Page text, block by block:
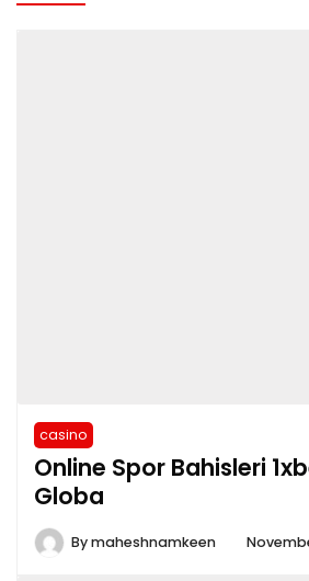
casino
Online Spor Bahisleri
Globa
Bymaheshnamkeen